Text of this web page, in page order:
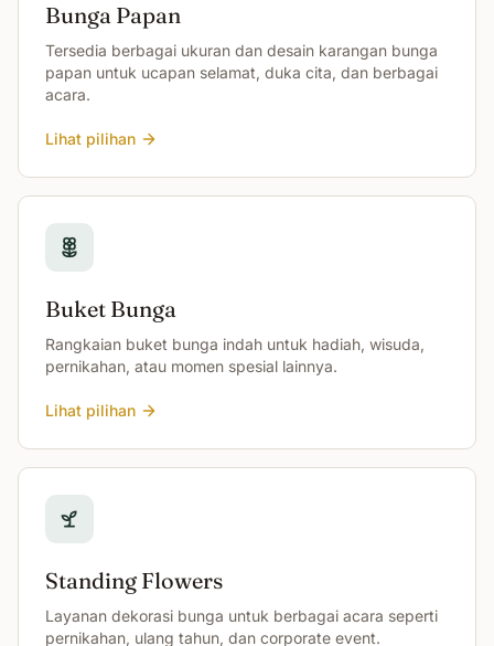
Bunga Papan
Tersedia berbagai ukuran dan desain karangan bunga
papan untuk ucapan selamat, duka cita, dan berbagai
acara.
Lihat pilihan
Buket Bunga
Rangkaian buket bunga indah untuk hadiah, wisuda,
pernikahan, atau momen spesial lainnya.
Lihat pilihan
Standing Flowers
Layanan dekorasi bunga untuk berbagai acara seperti
pernikahan, ulang tahun, dan corporate event.